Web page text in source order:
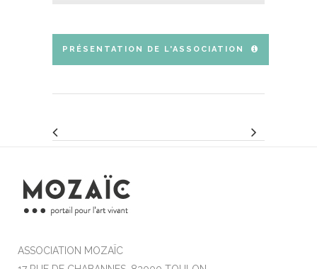
PRÉSENTATION DE L'ASSOCIATION
ASSOCIATION MOZAÏC